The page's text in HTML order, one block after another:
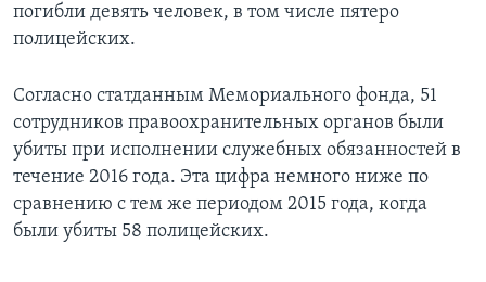
погибли девять человек, в том числе пятеро
полицейских.
Согласно статданным Мемориального фонда, 51
сотрудников правоохранительных органов были
убиты при исполнении служебных обязанностей в
течение 2016 года. Эта цифра немного ниже по
сравнению с тем же периодом 2015 года, когда
были убиты 58 полицейских.